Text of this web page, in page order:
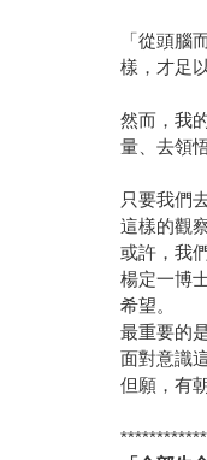
「從頭腦
樣，才足
然而，我
量、去領
只要我們
這樣的觀
或許，我
楊定一博
希望。
最重要的
面對意識
但願，有